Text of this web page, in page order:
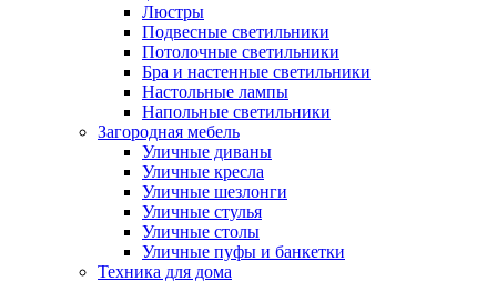
Люстры
Подвесные светильники
Потолочные светильники
Бра и настенные светильники
Настольные лампы
Напольные светильники
Загородная мебель
Уличные диваны
Уличные кресла
Уличные шезлонги
Уличные стулья
Уличные столы
Уличные пуфы и банкетки
Техника для дома